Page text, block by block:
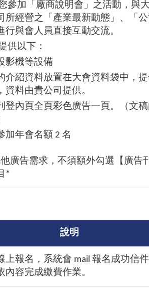
參加「廠商說明會」之活動，與
所經營之「產業最新動態」、「
行與會人員直接互動交流。
供以下：
影機等設備
介紹資料放置在大會資料袋中，
資料由貴公司提供。
登內頁全頁彩色廣告一頁。（文
加年會名額 2 名
廣告需求，不須額外勾選【廣告
*
說明
上報名，系統會 mail 報名成功信
內容完成繳費作業。